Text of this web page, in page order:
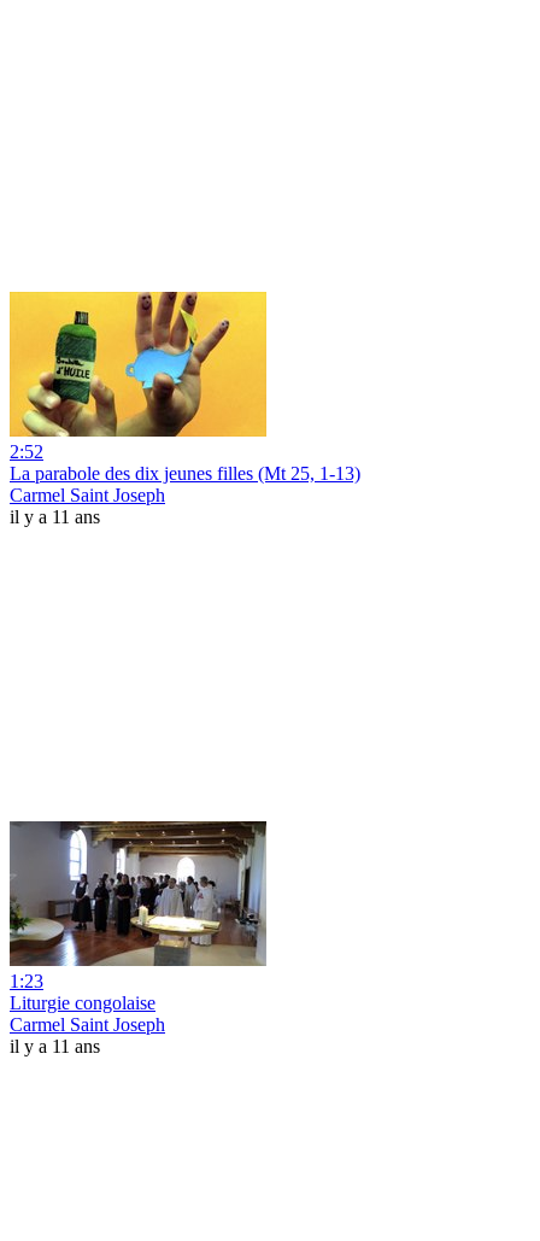
2:52
La parabole des dix jeunes filles (Mt 25, 1-13)
Carmel Saint Joseph
il y a 11 ans
1:23
Liturgie congolaise
Carmel Saint Joseph
il y a 11 ans